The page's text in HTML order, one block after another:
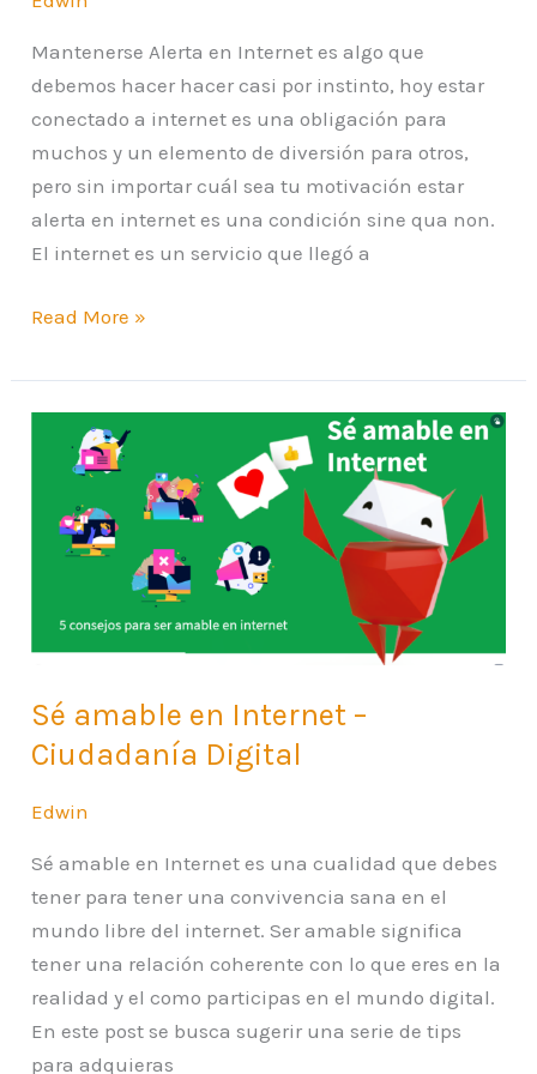
Mantenerse Alerta en Internet es algo que
debemos hacer hacer casi por instinto, hoy estar
conectado a internet es una obligación para
muchos y un elemento de diversión para otros,
pero sin importar cuál sea tu motivación estar
alerta en internet es una condición sine qua non.
El internet es un servicio que llegó a
Read More »
Sé amable en Internet –
Ciudadanía Digital
Edwin
Sé amable en Internet es una cualidad que debes
tener para tener una convivencia sana en el
mundo libre del internet. Ser amable significa
tener una relación coherente con lo que eres en la
realidad y el como participas en el mundo digital.
En este post se busca sugerir una serie de tips
para adquieras
amable
Internet
Ciudadanía
Digital